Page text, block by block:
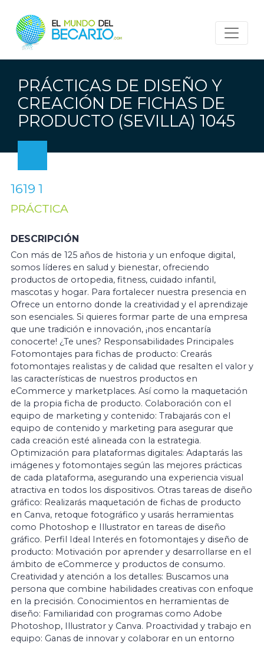
PRÁCTICAS DE DISEÑO Y
CREACIÓN DE FICHAS DE
PRODUCTO (SEVILLA) 1045
1619 1
PRÁCTICA
DESCRIPCIÓN
Con más de 125 años de historia y un enfoque digital,
somos líderes en salud y bienestar, ofreciendo
productos de ortopedia, fitness, cuidado infantil,
mascotas y hogar. Para fortalecer nuestra presencia en
Ofrece un entorno donde la creatividad y el aprendizaje
son esenciales. Si quieres formar parte de una empresa
que une tradición e innovación, ¡nos encantaría
conocerte! ¿Te unes? Responsabilidades Principales
Fotomontajes para fichas de producto: Crearás
fotomontajes realistas y de calidad que resalten el valor y
las características de nuestros productos en
eCommerce y marketplaces. Así como la maquetación
de la propia ficha de producto. Colaboración con el
equipo de marketing y contenido: Trabajarás con el
equipo de contenido y marketing para asegurar que
cada creación esté alineada con la estrategia.
Optimización para plataformas digitales: Adaptarás las
imágenes y fotomontajes según las mejores prácticas
de cada plataforma, asegurando una experiencia visual
atractiva en todos los dispositivos. Otras tareas de diseño
gráfico: Realizarás maquetación de fichas de producto
en Canva, retoque fotográfico y usarás herramientas
como Photoshop e Illustrator en tareas de diseño
gráfico. Perfil Ideal Interés en fotomontajes y diseño de
producto: Motivación por aprender y desarrollarse en el
ámbito de eCommerce y productos de consumo.
Creatividad y atención a los detalles: Buscamos una
persona que combine habilidades creativas con enfoque
en la precisión. Conocimientos en herramientas de
diseño: Familiaridad con programas como Adobe
Photoshop, Illustrator y Canva. Proactividad y trabajo en
equipo: Ganas de innovar y colaborar en un entorno